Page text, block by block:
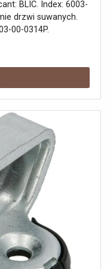
BLIC. Index: 6003-
drzwi suwanych.
00-0314P.